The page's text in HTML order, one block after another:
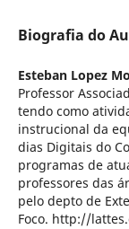
Biografia do
Esteban Lopez
Professor
tendo como
instrucional da
dias Digitais do
programas de
professores das
pelo depto de
Foco. http://